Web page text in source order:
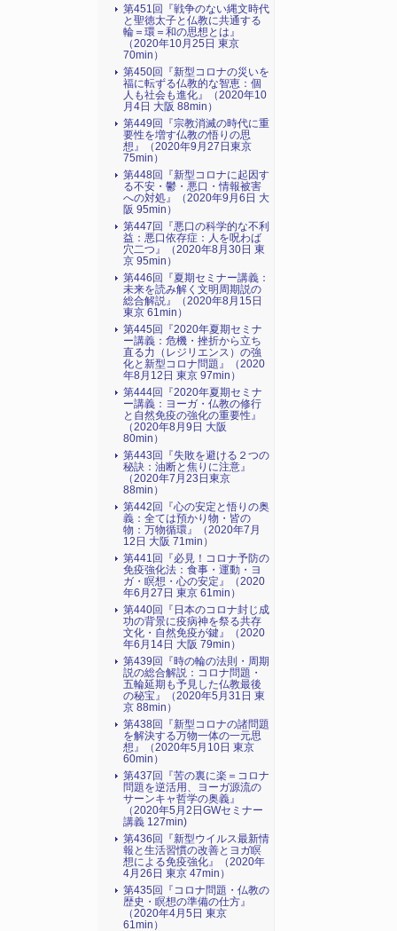
第451回『戦争のない縄文時代
と聖徳太子と仏教に共通する
輪＝環＝和の思想とは』
（2020年10月25日 東京
70min）
第450回『新型コロナの災いを
福に転ずる仏教的な智恵：個
人も社会も進化』（2020年10
月4日 大阪 88min）
第449回『宗教消滅の時代に重
要性を増す仏教の悟りの思
想』（2020年9月27日東京
75min）
第448回『新型コロナに起因す
る不安・鬱・悪口・情報被害
への対処』（2020年9月6日 大
阪 95min）
第447回『悪口の科学的な不利
益：悪口依存症：人を呪わば
穴二つ』（2020年8月30日 東
京 95min）
第446回『夏期セミナー講義：
未来を読み解く文明周期説の
総合解説』（2020年8月15日
東京 61min）
第445回『2020年夏期セミナ
ー講義：危機・挫折から立ち
直る力（レジリエンス）の強
化と新型コロナ問題』（2020
年8月12日 東京 97min）
第444回『2020年夏期セミナ
ー講義：ヨーガ・仏教の修行
と自然免疫の強化の重要性』
（2020年8月9日 大阪
80min）
第443回『失敗を避ける２つの
秘訣：油断と焦りに注意』
（2020年7月23日東京
88min）
第442回『心の安定と悟りの奥
義：全ては預かり物・皆の
物：万物循環』（2020年7月
12日 大阪 71min）
第441回『必見！コロナ予防の
免疫強化法：食事・運動・ヨ
ガ・瞑想・心の安定』（2020
年6月27日 東京 61min）
第440回『日本のコロナ封じ成
功の背景に疫病神を祭る共存
文化・自然免疫が鍵』（2020
年6月14日 大阪 79min）
第439回『時の輪の法則・周期
説の総合解説：コロナ問題・
五輪延期も予見した仏教最後
の秘宝』（2020年5月31日 東
京 88min）
第438回『新型コロナの諸問題
を解決する万物一体の一元思
想』（2020年5月10日 東京
60min）
第437回『苦の裏に楽＝コロナ
問題を逆活用、ヨーガ源流の
サーンキャ哲学の奥義』
（2020年5月2日GWセミナー
講義 127min)
第436回『新型ウイルス最新情
報と生活習慣の改善とヨガ瞑
想による免疫強化』（2020年
4月26日 東京 47min）
第435回『コロナ問題・仏教の
歴史・瞑想の準備の仕方』
（2020年4月5日 東京
61min）